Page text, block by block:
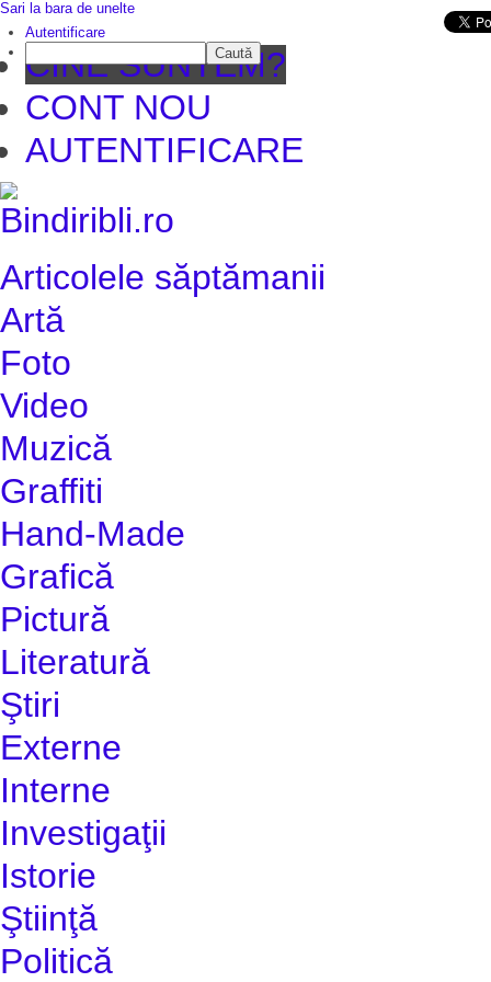
CINE SUNTEM?
CONT NOU
AUTENTIFICARE
Articolele săptămanii
Artă
Foto
Video
Muzică
Graffiti
Hand-Made
Grafică
Pictură
Literatură
Ştiri
Externe
Interne
Investigaţii
Istorie
Ştiinţă
Politică
Sari la bara de unelte
Autentificare
Caută